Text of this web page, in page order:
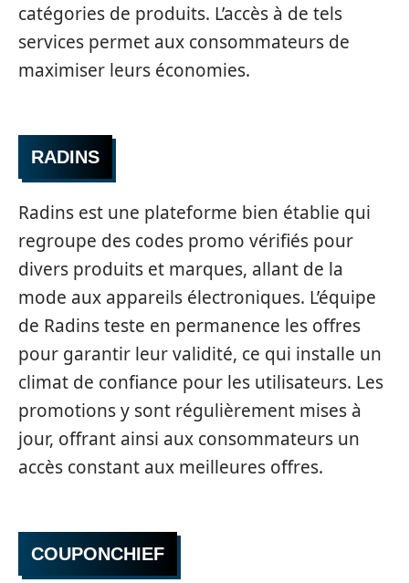
catégories de produits. L’accès à de tels
services permet aux consommateurs de
maximiser leurs économies.
RADINS
Radins est une plateforme bien établie qui
regroupe des codes promo vérifiés pour
divers produits et marques, allant de la
mode aux appareils électroniques. L’équipe
de Radins teste en permanence les offres
pour garantir leur validité, ce qui installe un
climat de confiance pour les utilisateurs. Les
promotions y sont régulièrement mises à
jour, offrant ainsi aux consommateurs un
accès constant aux meilleures offres.
COUPONCHIEF